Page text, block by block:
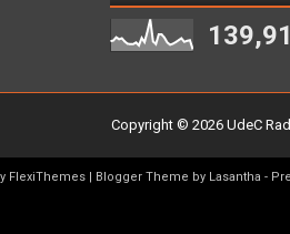
Copyright © 2026 UdeC
FlexiThemes | Blogger Theme by Lasantha -